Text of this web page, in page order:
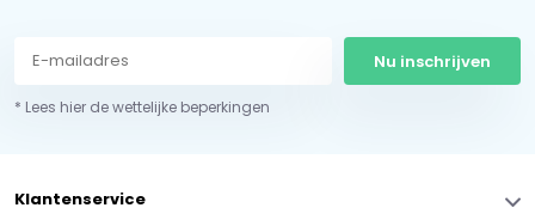
Nu inschrijven
* Lees hier de wettelijke beperkingen
Klantenservice